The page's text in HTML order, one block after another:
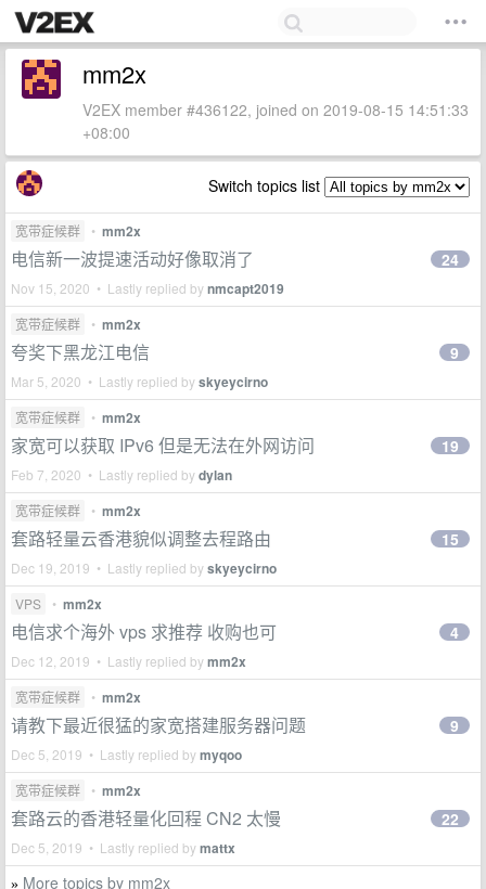
mm2x
V2EX member #436122, joined on 2019-08-15 14:51:33
+08:00
Switch topics list
宽带症候群 • mm2x
电信新一波提速活动好像取消了
Nov 15, 2020 • Lastly replied bynmcapt2019
24
宽带症候群 • mm2x
夸奖下黑龙江电信
Mar 5, 2020 • Lastly replied byskyeycirno
9
宽带症候群 • mm2x
家宽可以获取 IPv6 但是无法在外网访问
Feb 7, 2020 • Lastly replied bydylan
19
宽带症候群 • mm2x
套路轻量云香港貌似调整去程路由
Dec 19, 2019 • Lastly replied byskyeycirno
15
VPS • mm2x
电信求个海外 vps 求推荐 收购也可
Dec 12, 2019 • Lastly replied bymm2x
4
宽带症候群 • mm2x
请教下最近很猛的家宽搭建服务器问题
Dec 5, 2019 • Lastly replied bymyqoo
9
宽带症候群 • mm2x
套路云的香港轻量化回程 CN2 太慢
Dec 5, 2019 • Lastly replied bymattx
22
» More topics by mm2x